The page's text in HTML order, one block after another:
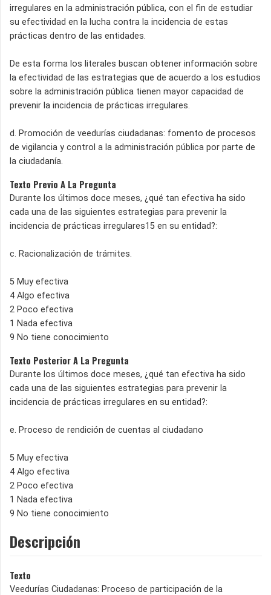
irregulares en la administración pública, con el fin de estudiar
su efectividad en la lucha contra la incidencia de estas
prácticas dentro de las entidades.
De esta forma los literales buscan obtener información sobre
la efectividad de las estrategias que de acuerdo a los estudios
sobre la administración pública tienen mayor capacidad de
prevenir la incidencia de prácticas irregulares.
d. Promoción de veedurías ciudadanas: fomento de procesos
de vigilancia y control a la administración pública por parte de
la ciudadanía.
Texto Previo A La Pregunta
Durante los últimos doce meses, ¿qué tan efectiva ha sido
cada una de las siguientes estrategias para prevenir la
incidencia de prácticas irregulares15 en su entidad?:
c. Racionalización de trámites.
5 Muy efectiva
4 Algo efectiva
2 Poco efectiva
1 Nada efectiva
9 No tiene conocimiento
Texto Posterior A La Pregunta
Durante los últimos doce meses, ¿qué tan efectiva ha sido
cada una de las siguientes estrategias para prevenir la
incidencia de prácticas irregulares en su entidad?:
e. Proceso de rendición de cuentas al ciudadano
5 Muy efectiva
4 Algo efectiva
2 Poco efectiva
1 Nada efectiva
9 No tiene conocimiento
Descripción
Texto
Veedurías Ciudadanas: Proceso de participación de la